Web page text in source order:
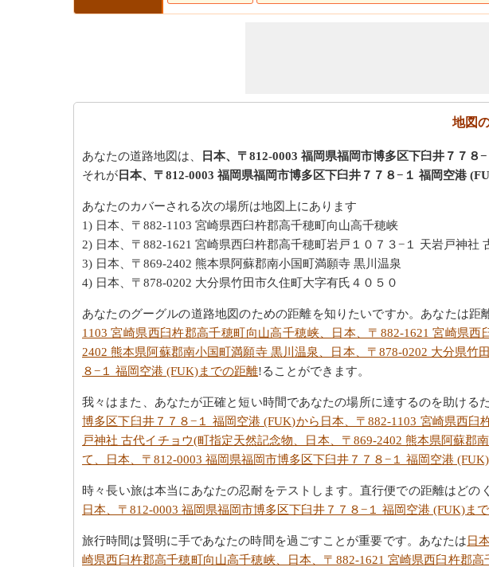
地図
あなたの道路地図は、 日本、〒812-0003 福岡県福岡市博多区下臼井７７８
それが 日本、〒812-0003 福岡県福岡市博多区下臼井７７８−１ 福岡空港
あなたのカバーされる次の場所は地図上にあります
1) 日本、〒882-1103 宮崎県西臼杵郡高千穂町向山高千穂峡
2) 日本、〒882-1621 宮崎県西臼杵郡高千穂町岩戸１０７３−１ 天岩戸神社
3) 日本、〒869-2402 熊本県阿蘇郡南小国町満願寺 黒川温泉
4) 日本、〒878-0202 大分県竹田市久住町大字有氏４０５０
あなたのグーグルの道路地図のための距離を知りたいですか。あなたは距
1103 宮崎県西臼杵郡高千穂町向山高千穂峡、日本、〒882-1621 宮崎県
2402 熊本県阿蘇郡南小国町満願寺 黒川温泉、日本、〒878-0202 大分県
８−１ 福岡空港 (FUK)までの距離!ることができます。
我々はまた、あなたが正確と短い時間であなたの場所に達するのを助ける
博多区下臼井７７８−１ 福岡空港 (FUK)から日本、〒882-1103 宮崎県西
戸神社 古代イチョウ(町指定天然記念物、日本、〒869-2402 熊本県阿蘇
て、日本、〒812-0003 福岡県福岡市博多区下臼井７７８−１ 福岡空港
時々長い旅は本当にあなたの忍耐をテストします。直行便での距離はどの
日本、〒812-0003 福岡県福岡市博多区下臼井７７８−１ 福岡空港 (FUK)ま
旅行時間は賢明に手であなたの時間を過ごすことが重要です。あなたは日
崎県西臼杵郡高千穂町向山高千穂峡、日本、〒882-1621 宮崎県西臼杵郡